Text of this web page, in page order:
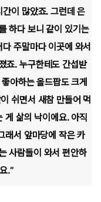
이 많았죠. 그런데 은
하다 보니 같이 있기는
주말마다 이곳에 와서
죠. 누구한테도 간섭받
아하는 올드팝도 크게
쉬면서 새참 만들어 먹
게 삶의 낙이에요. 아직
래서 앞마당에 작은 카
사람들이 와서 편안하
.”